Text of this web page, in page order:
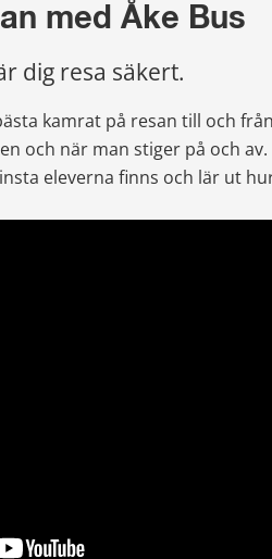
med Åke Bus
dig resa säkert.
kamrat på resan till och
och när man stiger på och
eleverna finns och lär ut